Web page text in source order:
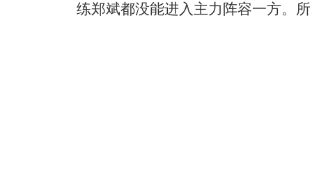
练郑斌都没能进入主力阵容一方。